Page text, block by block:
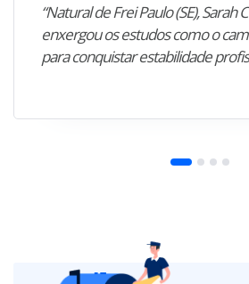
“Natural de Frei Paulo (SE), Sarah
enxergou os estudos como o
para conquistar estabilidade